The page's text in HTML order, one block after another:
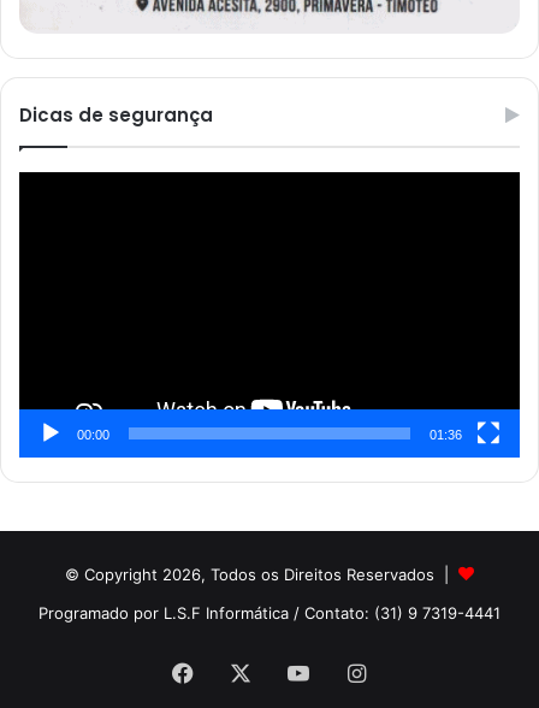
Dicas de segurança
00:00 01:36
© Copyright 2026, Todos os Direitos Reservados |
Programado por L.S.F Informática / Contato: (31) 9 7319-4441
Facebook YouTubeInstagram